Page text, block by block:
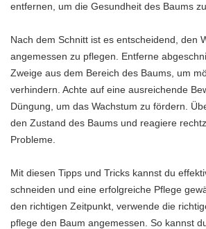
entfernen, um die Gesundheit des Baums
Nach dem Schnitt ist es entscheidend, den
angemessen zu pflegen. Entferne
Zweige aus dem Bereich des Baums, um
verhindern. Achte auf eine ausreichende
Düngung, um das Wachstum zu fördern.
den Zustand des Baums und reagiere
Probleme.
Mit diesen Tipps und Tricks kannst du
schneiden und eine erfolgreiche Pflege
den richtigen Zeitpunkt, verwende die
pflege den Baum angemessen. So kannst